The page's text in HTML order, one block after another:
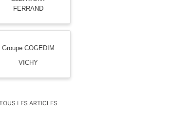
FERRAND
Groupe COGEDIM
VICHY
LES ARTICLES